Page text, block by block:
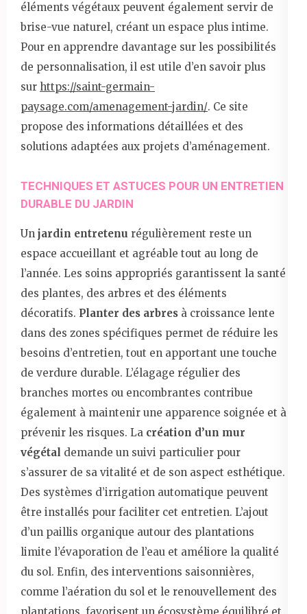
éléments végétaux peuvent également servir de
brise-vue naturel, créant un espace plus intime.
Pour en apprendre davantage sur les possibilités
de personnalisation, il est utile d’en savoir plus
sur https://saint-germain-
paysage.com/amenagement-jardin/. Ce site
propose des informations détaillées et des
solutions adaptées aux projets d’aménagement.
TECHNIQUES ET ASTUCES POUR UN ENTRETIEN
DURABLE DU JARDIN
Un jardin entretenu régulièrement reste un
espace accueillant et agréable tout au long de
l’année. Les soins appropriés garantissent la santé
des plantes, des arbres et des éléments
décoratifs. Planter des arbres à croissance lente
dans des zones spécifiques permet de réduire les
besoins d’entretien, tout en apportant une touche
de verdure durable. L’élagage régulier des
branches mortes ou encombrantes contribue
également à maintenir une apparence soignée et à
prévenir les risques. La création d’un mur
végétal demande un suivi particulier pour
s’assurer de sa vitalité et de son aspect esthétique.
Des systèmes d’irrigation automatique peuvent
être installés pour faciliter cet entretien. L’ajout
d’un paillis organique autour des plantations
limite l’évaporation de l’eau et améliore la qualité
du sol. Enfin, des interventions saisonnières,
comme l’aération du sol et le renouvellement des